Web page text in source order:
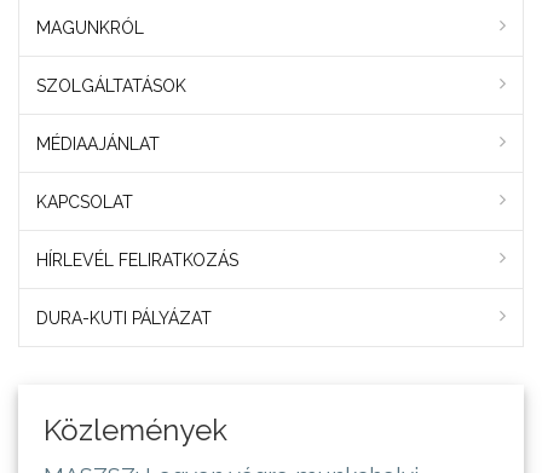
MAGUNKRÓL
SZOLGÁLTATÁSOK
MÉDIAAJÁNLAT
KAPCSOLAT
HÍRLEVÉL FELIRATKOZÁS
DURA-KUTI PÁLYÁZAT
Közlemények